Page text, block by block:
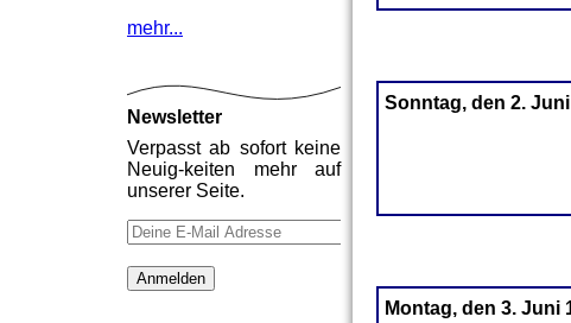
Sonntag, den 2.
Montag, den 3. Juni
mehr...
Newsletter
Verpasst ab sofort keine
Neuig-keiten mehr auf
unserer Seite.